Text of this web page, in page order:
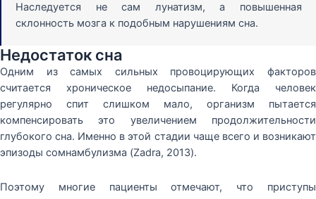
Наследуется не сам лунатизм, а повышенная
склонность мозга к подобным нарушениям сна.
Недостаток сна
Одним из самых сильных провоцирующих факторов
считается хроническое недосыпание. Когда человек
регулярно спит слишком мало, организм пытается
компенсировать это увеличением продолжительности
глубокого сна. Именно в этой стадии чаще всего и возникают
эпизоды сомнамбулизма (Zadra, 2013).
Поэтому многие пациенты отмечают, что приступы